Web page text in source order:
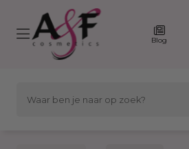
Blog